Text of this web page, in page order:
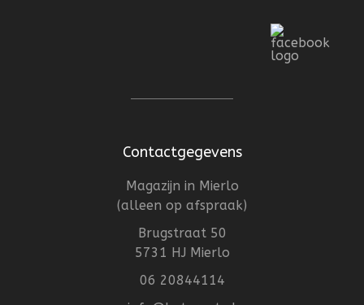
Contactgegevens
Magazijn in Mierlo
(alleen op afspraak)
Brugstraat 50
5731 HJ Mierlo
06 20844114